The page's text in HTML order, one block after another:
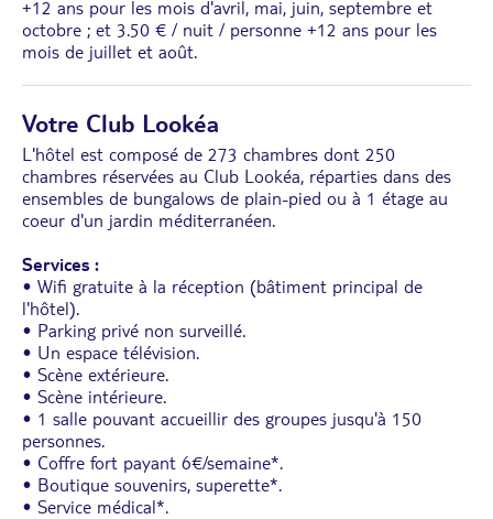
+12 ans pour les mois d'avril, mai, juin, septembre et
octobre ; et 3.50 € / nuit / personne +12 ans pour les
mois de juillet et août.
Votre Club Lookéa
L'hôtel est composé de 273 chambres dont 250
chambres réservées au Club Lookéa, réparties dans des
ensembles de bungalows de plain-pied ou à 1 étage au
coeur d'un jardin méditerranéen.
Services :
• Wifi gratuite à la réception (bâtiment principal de
l'hôtel).
• Parking privé non surveillé.
• Un espace télévision.
• Scène extérieure.
• Scène intérieure.
• 1 salle pouvant accueillir des groupes jusqu'à 150
personnes.
• Coffre fort payant 6€/semaine*.
• Boutique souvenirs, superette*.
• Service médical*.